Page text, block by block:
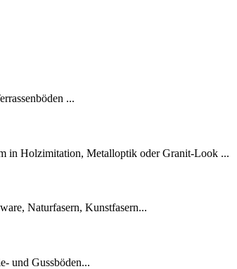
...
in Holzimitation, Metalloptik oder Granit-Look ...
Naturfasern, Kunstfasern...
und Gussböden...